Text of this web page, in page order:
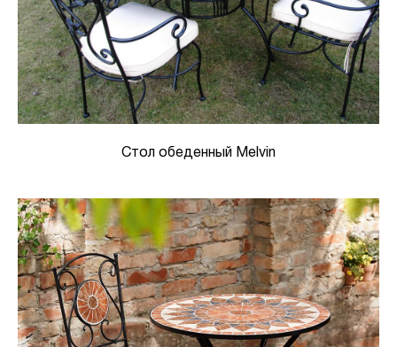
Стол обеденный Melvin